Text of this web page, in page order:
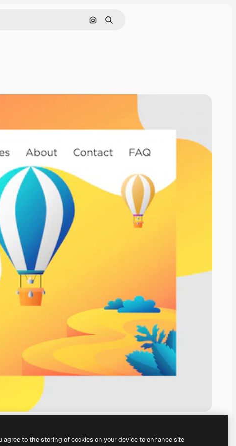
Pesquisar por imagem
Buscar
agree to the storing of cookies on your device to enhance site